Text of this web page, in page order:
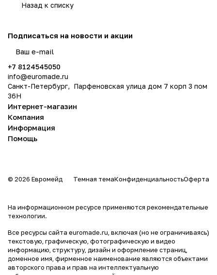
Назад к списку
Подписаться на новости и акции
+7 8124545050
info@euromade.ru
Санкт-Петербург, Парфеновская улица дом 7 корп 3 пом
36Н
Интернет-магазин
Компания
Информация
Помощь
© 2026 Евромейд Темная темаКонфиденциальностьОферта
На информационном ресурсе применяются рекомендательные
технологии.
Все ресурсы сайта euromade.ru, включая (но не ограничиваясь)
текстовую, графическую, фотографическую и видео
информацию, структуру, дизайн и оформление страниц,
доменное имя, фирменное наименование являются объектами
авторского права и прав на интеллектуальную